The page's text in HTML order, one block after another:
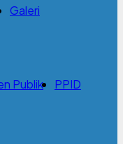
Galeri
Publik PPID